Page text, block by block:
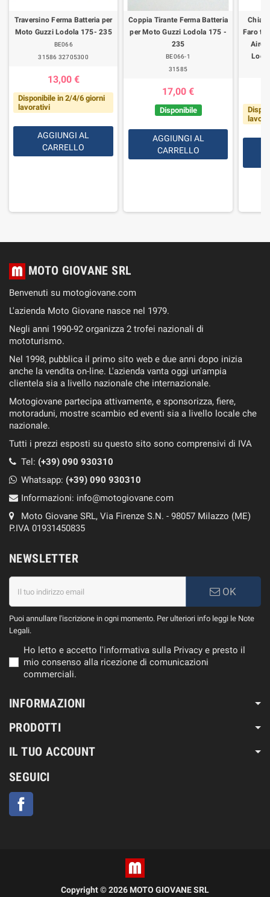
Traversino Ferma Batteria per
Moto Guzzi Lodola 175- 235
BE066
31586 32705300
13,00 €
Disponibile in 2/4/6 giorni
lavorativi
AGGIUNGI AL
CARRELLO
Coppia Tirante Ferma Batteria
per Moto Guzzi Lodola 175 -
235
BE066-1
31585
17,00 €
Disponibile
AGGIUNGI AL
CARRELLO
Faro
MOTO GIOVANE SRL
Benvenuti su motogiovane.com
L'azienda Moto Giovane nasce nel 1979.
Negli anni 1990-92 organizza 2 trofei nazionali di
mototurismo.
Nel 1998, pubblica il primo sito web e due anni dopo inizia
anche la vendita on-line. L'azienda vanta oggi un'ampia
clientela sia a livello nazionale che internazionale.
Motogiovane partecipa attivamente, e sponsorizza, fiere,
motoraduni, mostre scambio ed eventi sia a livello locale che
nazionale.
Tutti i prezzi esposti su questo sito sono comprensivi di IVA
Tel: (+39) 090 930310
Whatsapp: (+39) 090 930310
Informazioni: info@motogiovane.com
Moto Giovane SRL, Via Firenze S.N. - 98057 Milazzo (ME)
P.IVA 01931450835
NEWSLETTER
OK
Puoi annullare l'iscrizione in ogni momento. Per ulteriori info leggi le Note
Legali.
Ho letto e accetto l'informativa sulla Privacy e presto il
mio consenso alla ricezione di comunicazioni
commerciali.
INFORMAZIONI
PRODOTTI
IL TUO ACCOUNT
SEGUICI
Copyright © 2026 MOTO GIOVANE SRL